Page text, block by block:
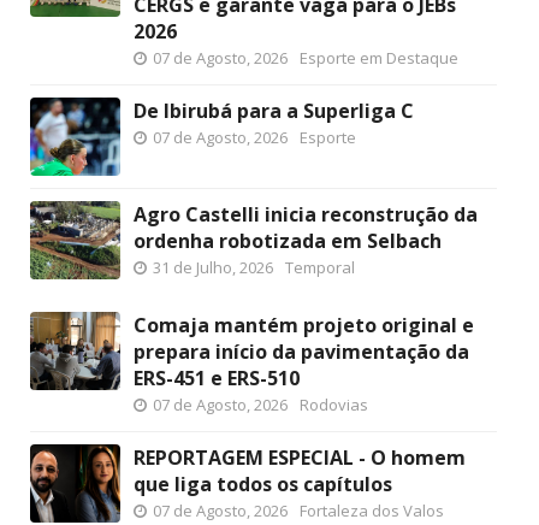
2026
07 de Agosto, 2026 Esporte em Destaque
De Ibirubá para a Superliga C
07 de Agosto, 2026 Esporte
Agro Castelli inicia reconstrução da
ordenha robotizada em Selbach
31 de Julho, 2026 Temporal
Comaja mantém projeto original e
prepara início da pavimentação da
ERS-451 e ERS-510
07 de Agosto, 2026 Rodovias
REPORTAGEM ESPECIAL - O homem
que liga todos os capítulos
07 de Agosto, 2026 Fortaleza dos Valos